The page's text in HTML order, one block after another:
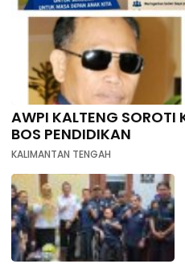
AWPI KALTENG SOROTI
BOS PENDIDIKAN
KALIMANTAN TENGAH